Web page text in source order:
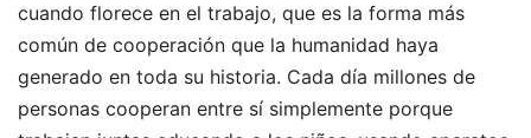
cuando florece en el trabajo, que es la forma más
común de cooperación que la humanidad haya
generado en toda su historia. Cada día millones de
personas cooperan entre sí simplemente porque